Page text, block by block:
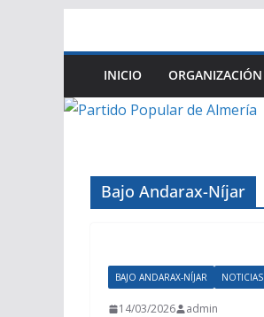
contenido
INICIO ORGANIZACIÓN
Bajo Andarax-Níjar
BAJO ANDARAX-NÍJAR NOTICIAS
14/03/2026 admin